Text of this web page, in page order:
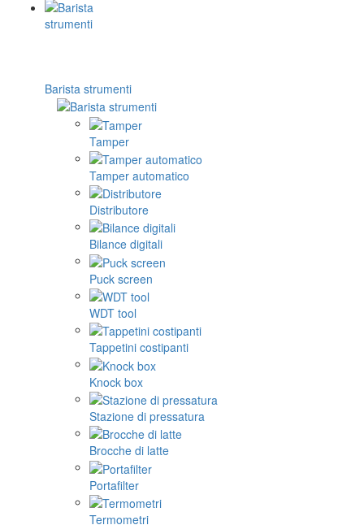
Barista strumenti
Tamper
Tamper automatico
Distributore
Bilance digitali
Puck screen
WDT tool
Tappetini costipanti
Knock box
Stazione di pressatura
Brocche di latte
Portafilter
Termometri